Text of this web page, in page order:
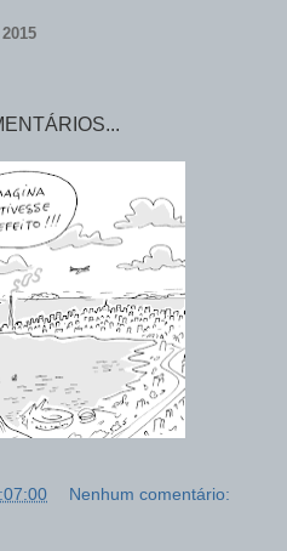
Nenhum comentário: